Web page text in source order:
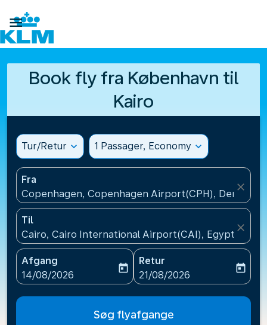

Book fly fra København til
Kairo
Tur/Retur expand_more 1 Passager, Economy expand_more
Fra
Copenhagen, Copenhagen Airport(CPH), Denmark
close
Til
Cairo, Cairo International Airport(CAI), Egypt
close
Afgang
fc-booking-departure-date-aria-label
14/08/2026
today
Retur
fc-booking-return-date-
21/08/2026
today
Søg flyafgange